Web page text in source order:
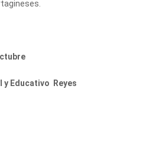
y Educativo Reyes